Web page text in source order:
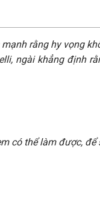
rằng hy vọng
ngài khẳng định
có thể làm được,